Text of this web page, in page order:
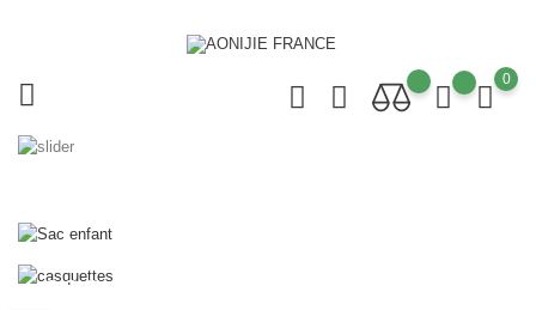
0
Vélo
COOL FLOPPY